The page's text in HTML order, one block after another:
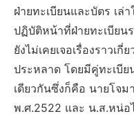
ฝ่ายทะเบียนและบัตร เล่
ปฏิบัติหน้าที่ฝ่ายทะเบียน
ยังไม่เคยเจอเรื่องราวเ
ประหลาด โดยมีคู่ทะเบี
เดียวกันซึ่งก็คือ นายโจ
พ.ศ.2522 และ น.ส.หน่อ